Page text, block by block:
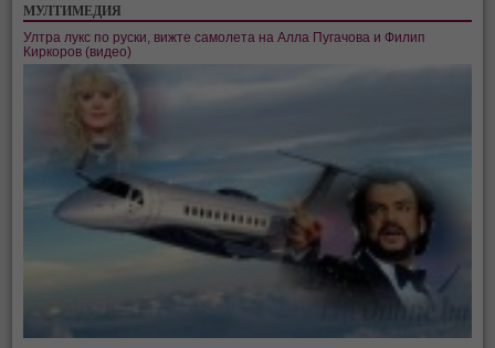
МУЛТИМЕДИЯ
Ултра лукс по руски, вижте самолета на Алла Пугачова и Филип
Киркоров (видео)